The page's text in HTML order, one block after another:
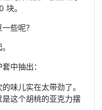
。
些呢？
中抽出：
这个胡桃的亚克力摆